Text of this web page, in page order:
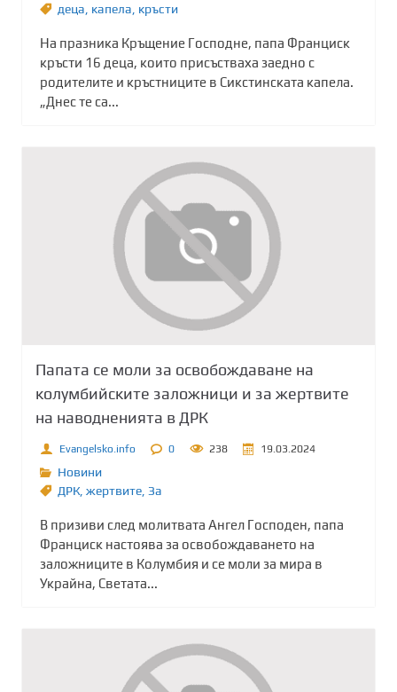
деца капела кръсти
На празника Кръщение Господне, папа Франциск
кръсти 16 деца, които присъстваха заедно с
родителите и кръстниците в Сикстинската капела.
„Днес те са...
Папата се моли за освобождаване на
колумбийските заложници и за жертвите
на наводненията в ДРК
Evangelsko.info 0 238 19.03.2024
Новини
ДРК, жертвите, Зa
В призиви след молитвата Ангел Господен, папа
Франциск настоява за освобождаването на
заложниците в Колумбия и се моли за мира в
Украйна, Светата...